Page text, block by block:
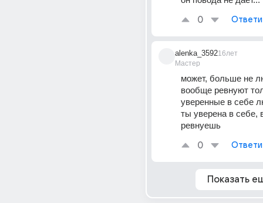
0
alenka_3592
Мастер
16лет
может, больше не
вообще ревнуют
уверенные в себе
ты уверена в себе,
ревнуешь
0
Показать